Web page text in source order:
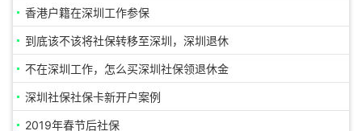
香港户籍在深圳工作参保
到底该不该将社保转移至深圳，深圳退休
不在深圳工作，怎么买深圳社保领退休金
深圳社保社保卡新开户案例
2019年春节后社保